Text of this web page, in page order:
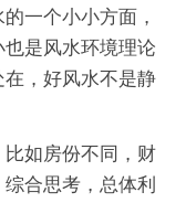
一个小小方面，
是风水环境理论
，好风水不是静
如房份不同，财
合思考，总体利